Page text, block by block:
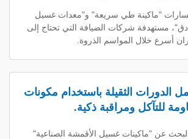
طي سريعة" و"معدات غسيل
الضيافة التي تحتاج إلى
الذروة.
باستخدام مكونات
ذكية.
غسيل الأقمشة الصناعية"